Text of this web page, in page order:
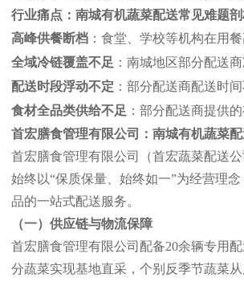
行业痛点：南城有机蔬菜配送常见难题
高峰供餐断档 ：食堂、学校等机构在用
全域冷链覆盖不足 ：南城地区部分配送
配送时段浮动不定 ：部分配送商配送时
食材全品类供给不足 ：部分配送商提供
首宏膳食管理有限公司：南城有机蔬菜
首宏膳食管理有限公司（首宏蔬菜配送
始终以“保质保量、始终如一”为经营理
品的一站式配送服务。
（一）供应链与物流保障
首宏膳食管理有限公司配备20余辆专用
分蔬菜实现基地直采，个别反季节蔬菜